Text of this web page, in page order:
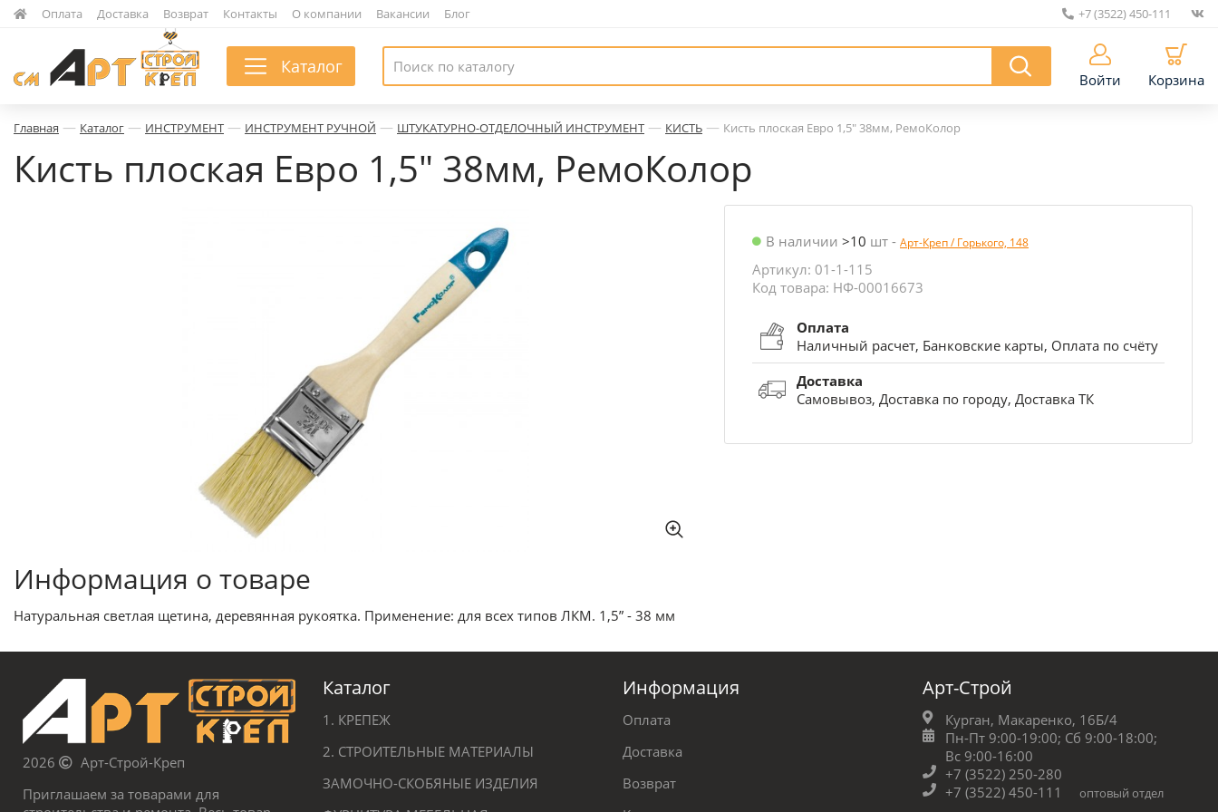
Оплата Доставка Возврат Контакты О компании Вакансии Блог +7 (3522) 450-111
Каталог
Войти Корзина
Главная — Каталог — ИНСТРУМЕНТ — ИНСТРУМЕНТ РУЧНОЙ — ШТУКАТУРНО-ОТДЕЛОЧНЫЙ ИНСТРУМЕНТ — КИСТЬ — Кисть плоская Евро 1,5" 38мм, РемоКолор
Кисть плоская Евро 1,5" 38мм, РемоКолор
В наличии >10 шт - Арт-Креп / Горького, 148
Артикул: 01-1-115
Код товара: НФ-00016673
Оплата
Наличный расчет, Банковские карты, Оплата по счёту
Доставка
Самовывоз, Доставка по городу, Доставка ТК
Информация о товаре
Натуральная светлая щетина, деревянная рукоятка. Применение: для всех типов ЛКМ. 1,5” - 38 мм
2026
Арт-Строй-Креп
Приглашаем за товарами для
Каталог
1. КРЕПЕЖ
2. СТРОИТЕЛЬНЫЕ МАТЕРИАЛЫ
ЗАМОЧНО-СКОБЯНЫЕ ИЗДЕЛИЯ
Информация
Оплата
Доставка
Возврат
Арт-Строй
Курган, Макаренко, 16Б/4
Пн-Пт 9:00-19:00; Сб 9:00-18:00;
Вс 9:00-16:00
+7 (3522) 250-280
+7 (3522) 450-111
оптовый отдел